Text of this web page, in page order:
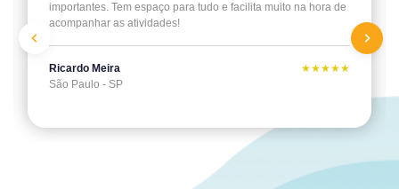
Previous
importantes. Tem espaço para tudo e facilita muito na hora de
acompanhar as atividades!
Ricardo Meira
São Paulo - SP
★★★★★